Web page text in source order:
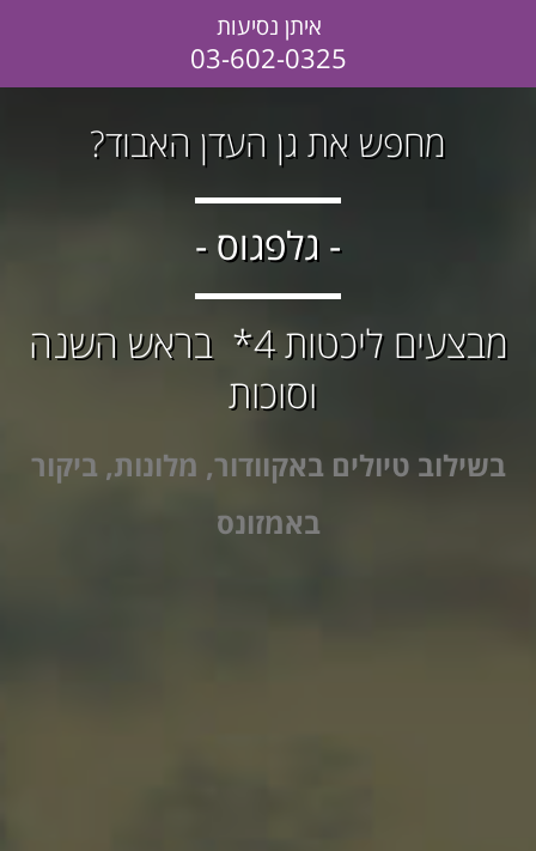
איתן נסיעות
03-602-0325
מחפש את גן העדן האבוד?
- גלפגוס -
מבצעים ליכטות 4* בראש השנה
וסוכות
בשילוב טיולים באקוודור, מלונות, ביקור
באמזונס